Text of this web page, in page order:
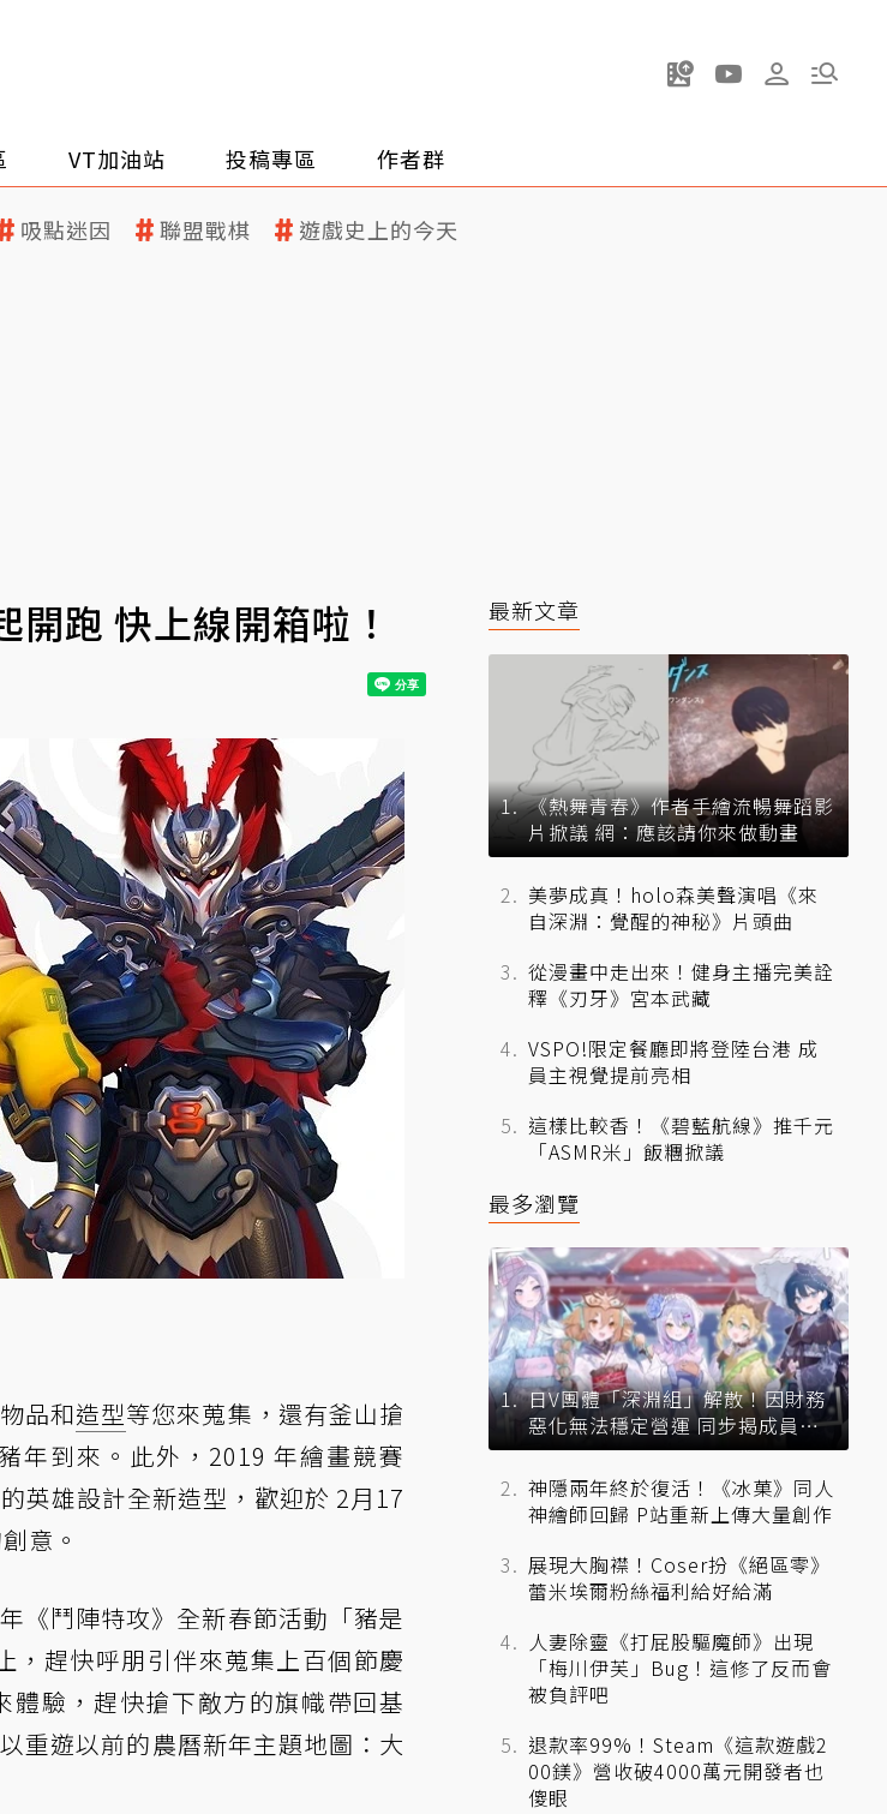
VT加油站 投稿專區 作者群
吸點迷因 聯盟戰棋 遊戲史上的今天
開跑 快上線開箱啦！
品和造型等您來蒐集，還有釜山搶
年到來。此外，2019 年繪畫競賽
英雄設計全新造型，歡迎於 2月17
意。
《鬥陣特攻》全新春節活動「豬是
，趕快呼朋引伴來蒐集上百個節慶
驗，趕快搶下敵方的旗幟帶回基
重遊以前的農曆新年主題地圖：大
最新文章
《熱舞青春》作者手繪流暢舞蹈影
片掀議 網：應該請你來做動畫
美夢成真！holo森美聲演唱《來
自深淵：覺醒的神秘》片頭曲
從漫畫中走出來！健身主播完美詮
釋《刃牙》宮本武藏
VSPO!限定餐廳即將登陸台港 成
員主視覺提前亮相
這樣比較香！《碧藍航線》推千元
「ASMR米」飯糰掀議
最多瀏覽
日V團體「深淵組」解散！因財務
惡化無法穩定營運 同步揭成員未
來去向
神隱兩年終於復活！《冰菓》同人
神繪師回歸 P站重新上傳大量創作
展現大胸襟！Coser扮《絕區零》
蕾米埃爾粉絲福利給好給滿
人妻除靈《打屁股驅魔師》出現
「梅川伊芙」Bug！這修了反而會
被負評吧
退款率99%！Steam《這款遊戲2
00鎂》營收破4000萬元開發者也
傻眼